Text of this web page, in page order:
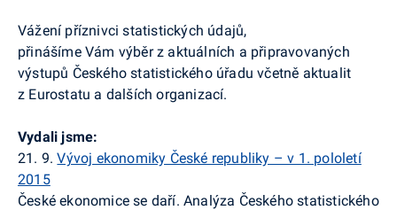
Vážení příznivci statistických údajů,
přinášíme Vám výběr z aktuálních a připravovaných
výstupů Českého statistického úřadu včetně aktualit
z Eurostatu a dalších organizací.
Vydali jsme:
21. 9.Vývoj ekonomiky České republiky – v 1. pololetí
2015
České ekonomice se daří. Analýza Českého statistického